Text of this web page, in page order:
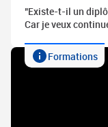
"Existe-t-il un
Car je veux
Formations